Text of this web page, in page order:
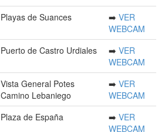
Playas de Suances ➡️ VER
WEBCAM
Puerto de Castro Urdiales ➡️ VER
WEBCAM
Vista General Potes
Camino Lebaniego
➡️ VER
WEBCAM
Plaza de España ➡️ VER
WEBCAM